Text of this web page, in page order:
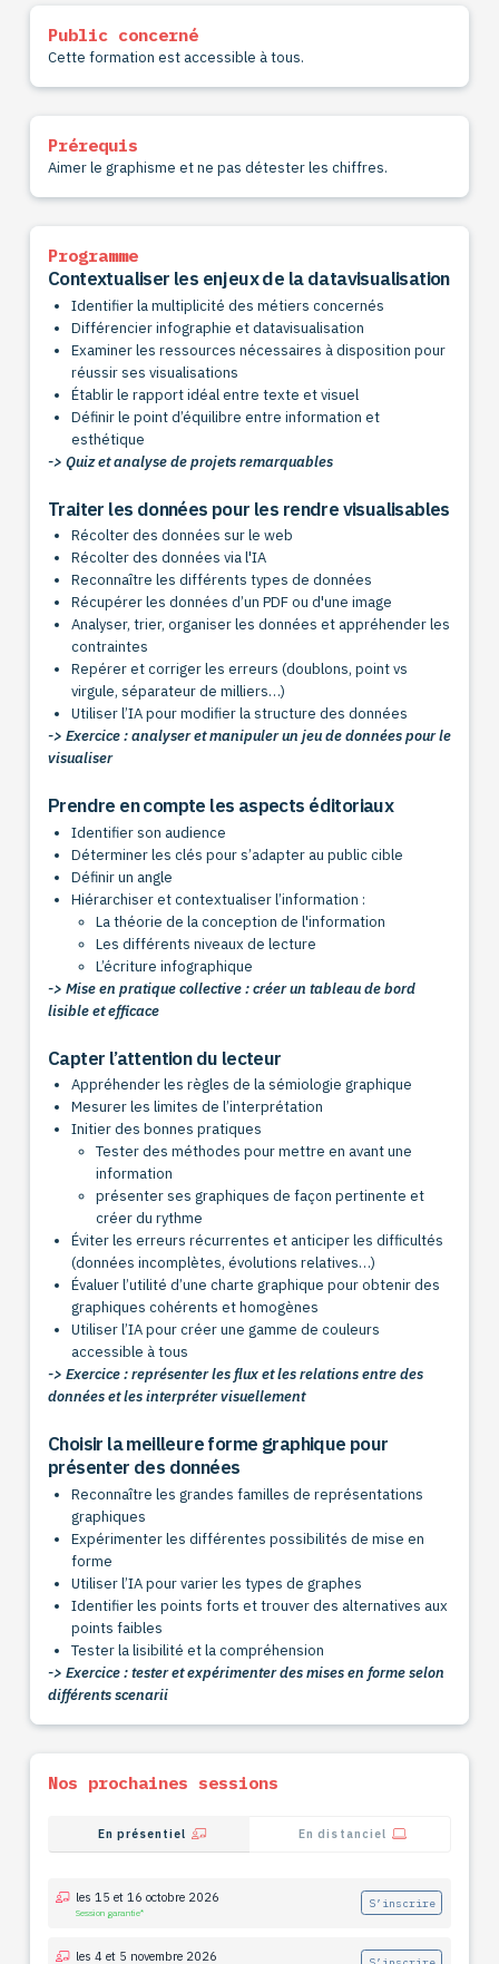
Public concerné
Cette formation est accessible à tous.
Prérequis
Aimer le graphisme et ne pas détester les chiffres.
Programme
Contextualiser les enjeux de la datavisualisation
Identifier la multiplicité des métiers concernés
Différencier infographie et datavisualisation
Examiner les ressources nécessaires à disposition pour
réussir ses visualisations
Établir le rapport idéal entre texte et visuel
Définir le point d’équilibre entre information et
esthétique
-> Quiz et analyse de projets remarquables
Traiter les données pour les rendre visualisables
Récolter des données sur le web
Récolter des données via l'IA
Reconnaître les différents types de données
Récupérer les données d’un PDF ou d'une image
Analyser, trier, organiser les données et appréhender les
contraintes
Repérer et corriger les erreurs (doublons, point vs
virgule, séparateur de milliers…)
Utiliser l’IA pour modifier la structure des données
-> Exercice : analyser et manipuler un jeu de données pour le
visualiser
Prendre en compte les aspects éditoriaux
Identifier son audience
Déterminer les clés pour s’adapter au public cible
Définir un angle
Hiérarchiser et contextualiser l’information :
La théorie de la conception de l'information
Les différents niveaux de lecture
L’écriture infographique
-> Mise en pratique collective : créer un tableau de bord
lisible et efficace
Capter l’attention du lecteur
Appréhender les règles de la sémiologie graphique
Mesurer les limites de l’interprétation
Initier des bonnes pratiques
Tester des méthodes pour mettre en avant une
information
présenter ses graphiques de façon pertinente et
créer du rythme
Éviter les erreurs récurrentes et anticiper les difficultés
(données incomplètes, évolutions relatives…)
Évaluer l’utilité d’une charte graphique pour obtenir des
graphiques cohérents et homogènes
Utiliser l’IA pour créer une gamme de couleurs
accessible à tous
-> Exercice : représenter les flux et les relations entre des
données et les interpréter visuellement
Choisir la meilleure forme graphique pour
présenter des données
Reconnaître les grandes familles de représentations
graphiques
Expérimenter les différentes possibilités de mise en
forme
Utiliser l’IA pour varier les types de graphes
Identifier les points forts et trouver des alternatives aux
points faibles
Tester la lisibilité et la compréhension
-> Exercice : tester et expérimenter des mises en forme selon
différents scenarii
Nos prochaines sessions
En présentiel En distanciel
les 15 et 16 octobre 2026
Session garantie*
S’inscrire
les 4 et 5 novembre 2026